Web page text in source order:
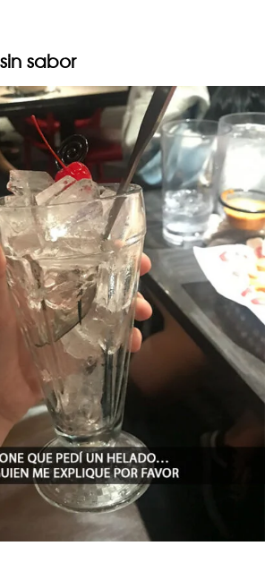
sabor